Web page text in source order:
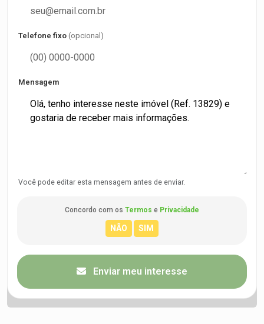
Telefone fixo (opcional)
Mensagem
Você pode editar esta mensagem antes de enviar.
Concordo com os Termos e Privacidade
Enviar meu interesse